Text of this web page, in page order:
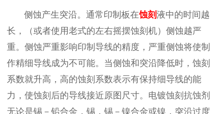
侧蚀产生突沿。通常印制板在蚀刻液中的时间越
长，（或者使用老式的左右摇摆蚀刻机）侧蚀越严
重。侧蚀严重影响印制导线的精度，严重侧蚀将使制
作精细导线成为不可能。当侧蚀和突沿降低时，蚀刻
系数就升高，高的蚀刻系数表示有保持细导线的能
力，使蚀刻后的导线接近原图尺寸。电镀蚀刻抗蚀剂
无论是锡－铅合金，锡，锡－镍合金或镍，突沿过度